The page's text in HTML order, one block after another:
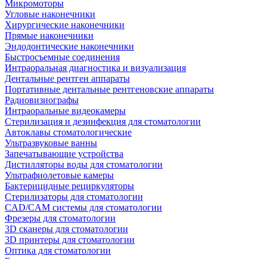
Микромоторы
Угловые наконечники
Хирургические наконечники
Прямые наконечники
Эндодонтические наконечники
Быстросъемные соединения
Интраоральная диагностика и визуализация
Дентальные рентген аппараты
Портативные дентальные рентгеновские аппараты
Радиовизиографы
Интраоральные видеокамеры
Стерилизация и дезинфекция для стоматологии
Автоклавы стоматологические
Ультразвуковые ванны
Запечатывающие устройства
Дистилляторы воды для стоматологии
Ультрафиолетовые камеры
Бактерицидные рециркуляторы
Стерилизаторы для стоматологии
CAD/CAM системы для стоматологии
Фрезеры для стоматологии
3D cканеры для стоматологии
3D принтеры для стоматологии
Оптика для стоматологии